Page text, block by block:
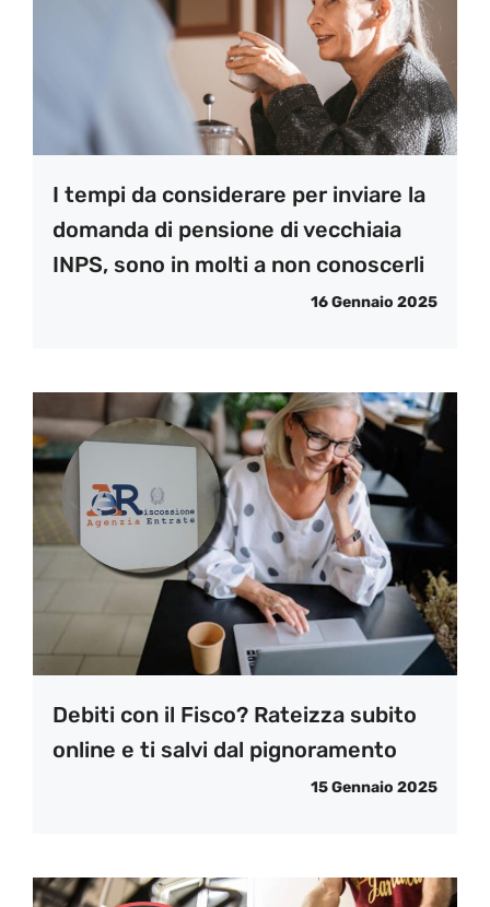
I tempi da considerare per inviare la
domanda di pensione di vecchiaia
INPS, sono in molti a non conoscerli
16 Gennaio 2025
Debiti con il Fisco? Rateizza subito
online e ti salvi dal pignoramento
15 Gennaio 2025